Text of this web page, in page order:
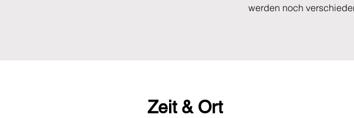
werden noch
Zeit & Ort